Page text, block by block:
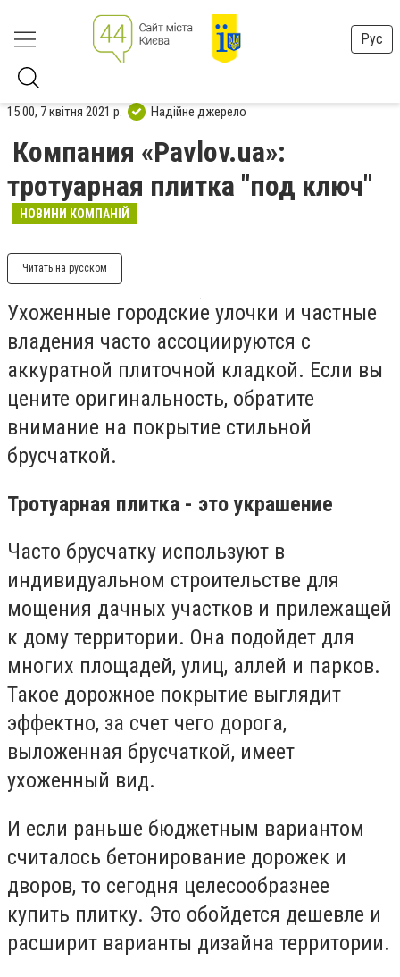
Рус
15:00, 7 квітня 2021 р. Надійне джерело
Компания «Pavlov.ua»:
тротуарная плитка "под ключ"
НОВИНИ КОМПАНІЙ
Читать на русском
Ухоженные городские улочки и частные
владения часто ассоциируются с
аккуратной плиточной кладкой. Если вы
цените оригинальность, обратите
внимание на покрытие стильной
брусчаткой.
Тротуарная плитка - это украшение
Часто брусчатку используют в
индивидуальном строительстве для
мощения дачных участков и прилежащей
к дому территории. Она подойдет для
многих площадей, улиц, аллей и парков.
Такое дорожное покрытие выглядит
эффектно, за счет чего дорога,
выложенная брусчаткой, имеет
ухоженный вид.
И если раньше бюджетным вариантом
считалось бетонирование дорожек и
дворов, то сегодня целесообразнее
купить плитку. Это обойдется дешевле и
расширит варианты дизайна территории.